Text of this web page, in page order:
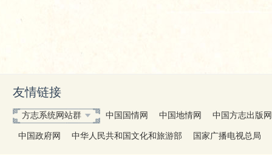
友情链接
方志系统网站群 中国国情网 中国地情网 中国方志出版网
中国政府网 中华人民共和国文化和旅游部 国家广播电视总局